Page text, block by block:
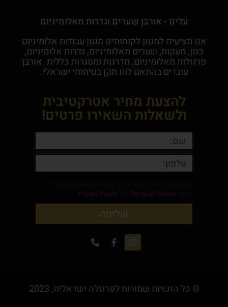
עלינו - אורבן שערים וגדרות מאלומיניום
אנו מציעים למגוון לקוחותינו מגוון עבודות אלומיניום
כגון, מעקות, שערים מאלומיניום, גדרות אלומיניום,
פרגולות מאלומיניום, מדרגות ומסגרות כללית. אורבן
עובדים בהתאם לתו תקן בטיחותי ישראלי.
להצעת מחיר אטרקטיבית
ולשאלות השאירו פרטים!
Privacy Policy
Terms of Service
שליחה
© כל הזכויות שמורות לפרגולה ישראלית, 2023